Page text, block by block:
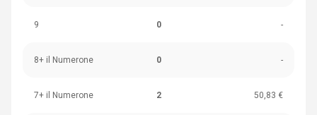
9 0 -
8+ il Numerone 0 -
7+ il Numerone 2 50,83 €